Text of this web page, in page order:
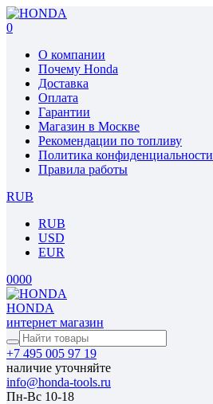
0
О компании
Почему Honda
Доставка
Оплата
Гарантии
Магазин в Москве
Рекомендации по топливу
Политика конфиденциальности
Правила работы
RUB
RUB
USD
EUR
0000
HONDA
интернет магазин
+7 495 005 97 19
наличие уточняйте
info@honda-tools.ru
Пн-Вс 10-18